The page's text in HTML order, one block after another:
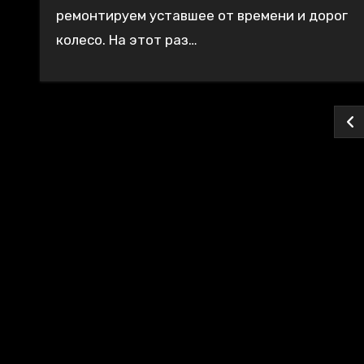
ремонтируем уставшее от времени и дорог
колесо. На этот раз…